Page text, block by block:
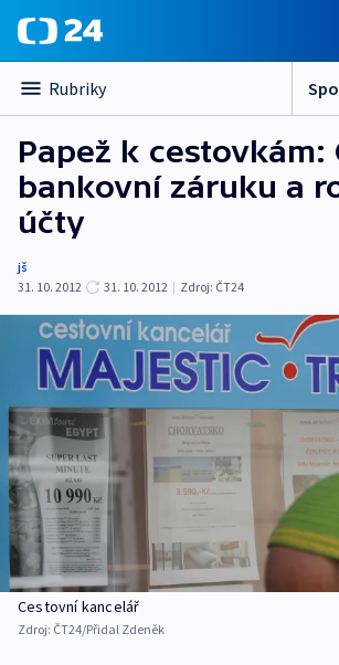
Rubriky
Papež k cestovkám:
bankovní záruku a
účty
jš
31. 10. 2012
31. 10. 2012 | Zdroj: ČT24
Cestovní kancelář
Zdroj: ČT24/Přidal Zdeněk